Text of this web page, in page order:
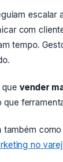
escalar
com
tempo.
vender
que
também como
no